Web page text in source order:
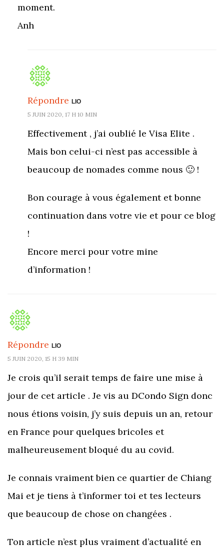
moment.
Anh
Répondre LIO
5 JUIN 2020, 17 H 10 MIN
Effectivement , j’ai oublié le Visa Elite .
Mais bon celui-ci n’est pas accessible à
beaucoup de nomades comme nous 🙂 !
Bon courage à vous également et bonne
continuation dans votre vie et pour ce blog
!
Encore merci pour votre mine
d’information !
Répondre LIO
5 JUIN 2020, 15 H 39 MIN
Je crois qu’il serait temps de faire une mise à
jour de cet article . Je vis au DCondo Sign donc
nous étions voisin, j’y suis depuis un an, retour
en France pour quelques bricoles et
malheureusement bloqué du au covid.
Je connais vraiment bien ce quartier de Chiang
Mai et je tiens à t’informer toi et tes lecteurs
que beaucoup de chose on changées .
Ton article n’est plus vraiment d’actualité en